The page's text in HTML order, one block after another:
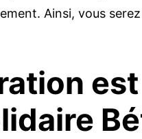
Ainsi, vous